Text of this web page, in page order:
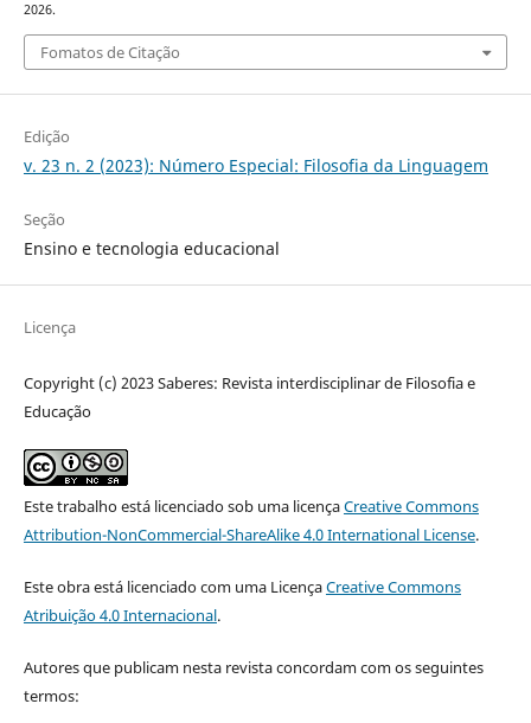
2026.
Fomatos de Citação
Edição
v. 23 n. 2 (2023): Número Especial: Filosofia da Linguagem
Seção
Ensino e tecnologia educacional
Licença
Copyright (c) 2023 Saberes: Revista interdisciplinar de Filosofia e
Educação
Este trabalho está licenciado sob uma licençaCreative Commons
Attribution-NonCommercial-ShareAlike 4.0 International License.
Este obra está licenciado com uma LicençaCreative Commons
Atribuição 4.0 Internacional.
Autores que publicam nesta revista concordam com os seguintes
termos: